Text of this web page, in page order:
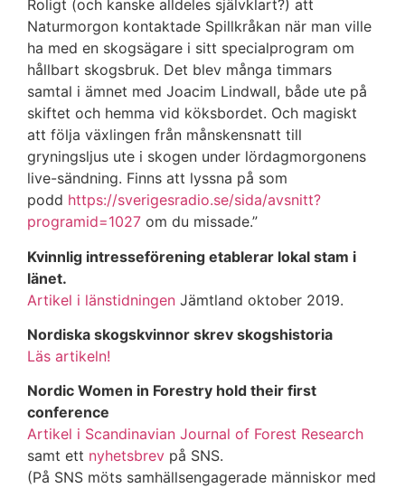
Roligt (och kanske alldeles självklart?) att
Naturmorgon kontaktade Spillkråkan när man ville
ha med en skogsägare i sitt specialprogram om
hållbart skogsbruk. Det blev många timmars
samtal i ämnet med Joacim Lindwall, både ute på
skiftet och hemma vid köksbordet. Och magiskt
att följa växlingen från månskensnatt till
gryningsljus ute i skogen under lördagmorgonens
live-sändning. Finns att lyssna på som
podd https://sverigesradio.se/sida/avsnitt?
programid=1027 om du missade.”
Kvinnlig intresseförening etablerar lokal stam i
länet.
Artikel i länstidningen Jämtland oktober 2019.
Nordiska skogskvinnor skrev skogshistoria
Läs artikeln!
Nordic Women in Forestry hold their first
conference
Artikel i Scandinavian Journal of Forest Research
samt ett nyhetsbrev på SNS.
(På SNS möts samhällsengagerade människor med